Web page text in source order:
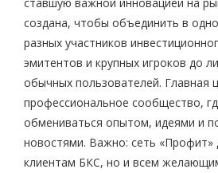
создана, чтобы объединить в
разных участников
эмитентов и крупных игроков до
обычных пользователей. Главная
профессиональное сообщество,
обмениваться опытом, идеями и
новостями. Важно: сеть «Профит»
клиентам БКС, но и всем